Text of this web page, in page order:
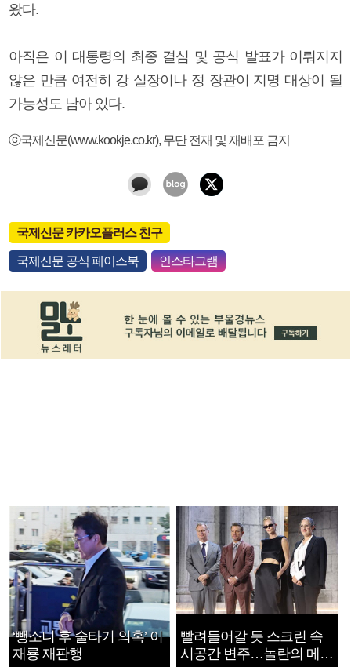
왔다.
아직은 이 대통령의 최종 결심 및 공식 발표가 이뤄지지
않은 만큼 여전히 강 실장이나 정 장관이 지명 대상이 될
가능성도 남아 있다.
ⓒ국제신문(www.kookje.co.kr), 무단 전재 및 재배포 금지
국제신문 카카오플러스 친구
국제신문 공식 페이스북 인스타그램
‘뺑소니 후 술타기 의혹’ 이
재룡 재판행
빨려들어갈 듯 스크린 속
시공간 변주…놀란의 메시